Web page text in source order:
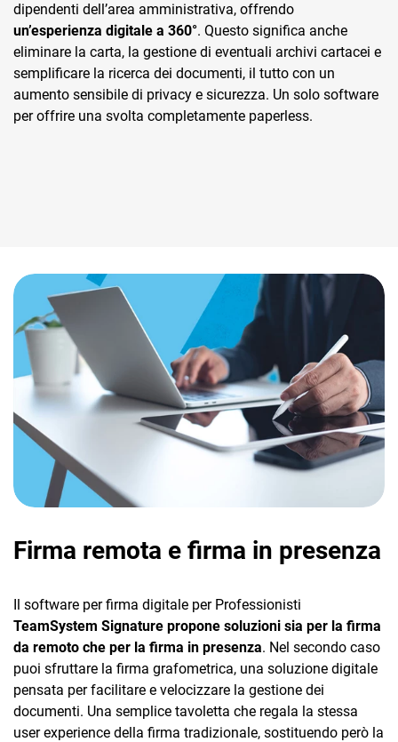
dipendenti dell’area amministrativa, offrendo
un’esperienza digitale a 360°. Questo significa anche
eliminare la carta, la gestione di eventuali archivi cartacei e
semplificare la ricerca dei documenti, il tutto con un
aumento sensibile di privacy e sicurezza. Un solo software
per offrire una svolta completamente paperless.
Firma remota e firma in presenza
Il software per firma digitale per Professionisti
TeamSystem Signature propone soluzioni sia per la firma
da remoto che per la firma in presenza. Nel secondo caso
puoi sfruttare la firma grafometrica, una soluzione digitale
pensata per facilitare e velocizzare la gestione dei
documenti. Una semplice tavoletta che regala la stessa
user experience della firma tradizionale, sostituendo però la